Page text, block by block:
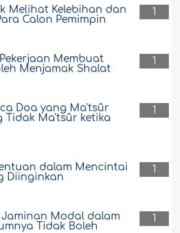
1
Melihat Kelebihan dan
Calon Pemimpin
1
Membuat
Menjamak Shalat
1
Doa yang Ma'tsûr
Tidak Ma'tsûr ketika
1
dalam Mencintai
Diinginkan
1
Modal dalam
Tidak Boleh